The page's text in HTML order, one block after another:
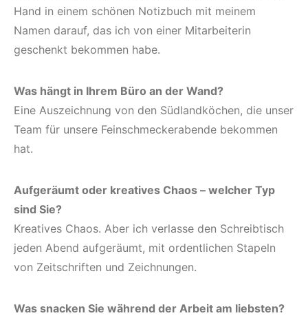
Hand in einem schönen Notizbuch mit meinem
Namen darauf, das ich von einer Mitarbeiterin
geschenkt bekommen habe.
Was hängt in Ihrem Büro an der Wand?
Eine Auszeichnung von den Südlandköchen, die unser
Team für unsere Feinschmeckerabende bekommen
hat.
Aufgeräumt oder kreatives Chaos – welcher Typ
sind Sie?
Kreatives Chaos. Aber ich verlasse den Schreibtisch
jeden Abend aufgeräumt, mit ordentlichen Stapeln
von Zeitschriften und Zeichnungen.
Was snacken Sie während der Arbeit am liebsten?